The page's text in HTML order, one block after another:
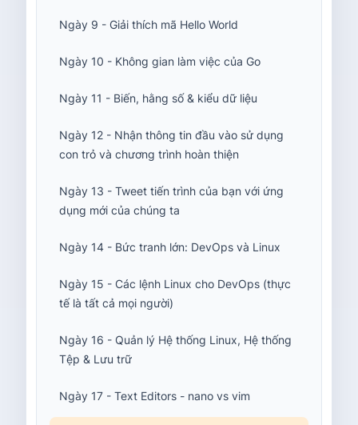
Ngày 9 - Giải thích mã Hello World
Ngày 10 - Không gian làm việc của Go
Ngày 11 - Biến, hằng số & kiểu dữ liệu
Ngày 12 - Nhận thông tin đầu vào sử dụng
con trỏ và chương trình hoàn thiện
Ngày 13 - Tweet tiến trình của bạn với ứng
dụng mới của chúng ta
Ngày 14 - Bức tranh lớn: DevOps và Linux
Ngày 15 - Các lệnh Linux cho DevOps (thực
tế là tất cả mọi người)
Ngày 16 - Quản lý Hệ thống Linux, Hệ thống
Tệp & Lưu trữ
Ngày 17 - Text Editors - nano vs vim